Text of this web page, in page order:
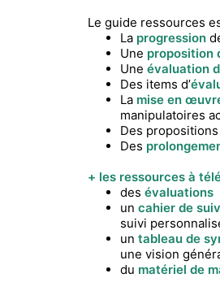
Le guide ressources
La progression
Une proposition
Une évaluation
Des items d’
La mise en
manipulatoires
Des
Des
+ les ressources à
des évaluations
un cahier de
suivi
un tableau de
une vision
du matériel de